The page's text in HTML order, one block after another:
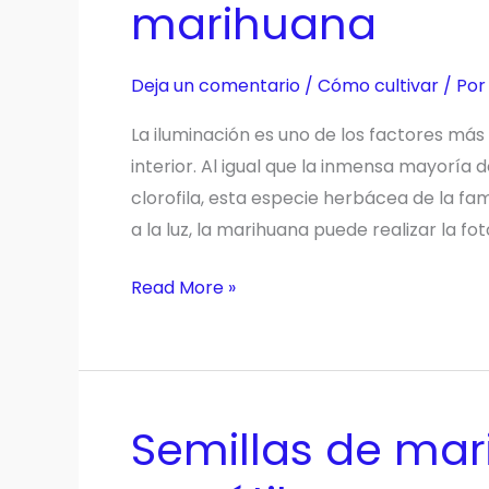
marihuana
Deja un comentario / Cómo cultivar / Por
La iluminación es uno de los factores
interior. Al igual que la inmensa mayoría
clorofila, esta especie herbácea de la
a la luz, la marihuana puede realizar la
Reduce
cultivo
Read More »
Semillas de